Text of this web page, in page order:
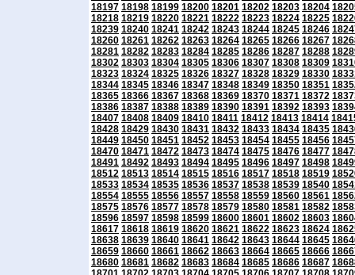
18197 18198 18199 18200 18201 18202 18203 18204
18218 18219 18220 18221 18222 18223 18224 18225
18239 18240 18241 18242 18243 18244 18245 18246
18260 18261 18262 18263 18264 18265 18266 18267
18281 18282 18283 18284 18285 18286 18287 18288
18302 18303 18304 18305 18306 18307 18308 18309
18323 18324 18325 18326 18327 18328 18329 18330
18344 18345 18346 18347 18348 18349 18350 18351
18365 18366 18367 18368 18369 18370 18371 18372
18386 18387 18388 18389 18390 18391 18392 18393
18407 18408 18409 18410 18411 18412 18413 18414
18428 18429 18430 18431 18432 18433 18434 18435
18449 18450 18451 18452 18453 18454 18455 18456
18470 18471 18472 18473 18474 18475 18476 18477
18491 18492 18493 18494 18495 18496 18497 18498
18512 18513 18514 18515 18516 18517 18518 18519
18533 18534 18535 18536 18537 18538 18539 18540
18554 18555 18556 18557 18558 18559 18560 18561
18575 18576 18577 18578 18579 18580 18581 18582
18596 18597 18598 18599 18600 18601 18602 18603
18617 18618 18619 18620 18621 18622 18623 18624
18638 18639 18640 18641 18642 18643 18644 18645
18659 18660 18661 18662 18663 18664 18665 18666
18680 18681 18682 18683 18684 18685 18686 18687